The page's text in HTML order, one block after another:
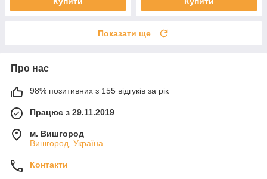
Показати ще
Про нас
98% позитивних з 155 відгуків за рік
Працює з 29.11.2019
м. Вишгород
Вишгород, Україна
Контакти